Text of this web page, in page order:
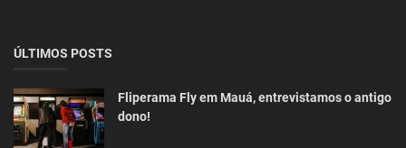
ÚLTIMOS POSTS
Fliperama Fly em Mauá, entrevistamos o antigo
dono!